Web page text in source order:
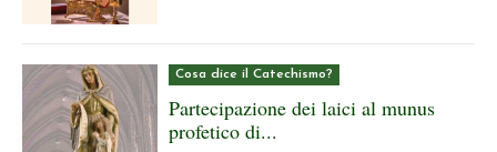
Cosa dice il Catechismo?
Partecipazione dei laici al munus
profetico di...